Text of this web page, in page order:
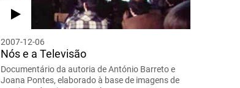
2007-12-06
Nós e a Televisão
Documentário da autoria de António Barreto e
Joana Pontes, elaborado à base de imagens de